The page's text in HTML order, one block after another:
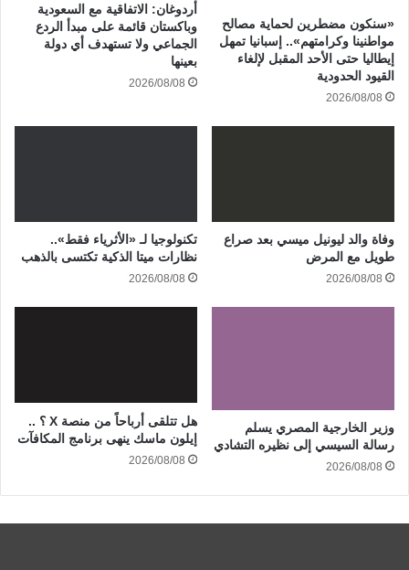
«سنكون مضطرين لحماية مصالح
مواطنينا وكرامتهم».. إسبانيا تمهل
إيطاليا حتى الأحد المقبل لإلغاء
القيود الحدودية
2026/08/08
أردوغان: الاتفاقية مع السعودية
وباكستان قائمة على مبدأ الردع
الجماعي ولا تستهدف أي دولة
بعينها
2026/08/08
وفاة والد ليونيل ميسي بعد صراع
طويل مع المرض
2026/08/08
تكنولوجيا لـ «الأثرياء فقط»..
نظارات ميتا الذكية تكتسى بالذهب
2026/08/08
وزير الخارجية المصري يسلم
رسالة السيسي إلى نظيره التشادي
2026/08/08
هل تتلقى أرباحاً من منصة X ؟ ..
إيلون ماسك ينهى برنامج المكافآت
2026/08/08